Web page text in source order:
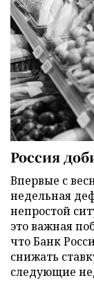
Россия
Впервые с
недельная
непростой
это важная
что Банк
снижать
следующие